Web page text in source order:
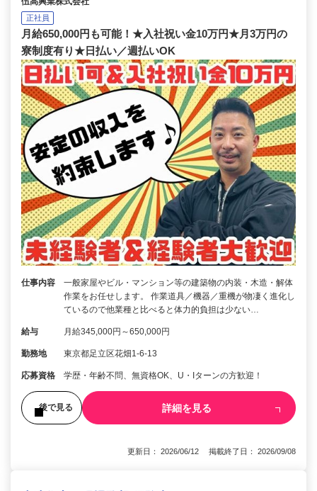
正社員
月給650,000円も可能！★入社祝い金10万円★月3万円の
寮制度有り★日払い／週払いOK
仕事内容
一般家屋やビル・マンション等の建築物の内装・木造・解体
作業をお任せします。 作業道具／機器／重機が物凄く進化し
ているので他業種と比べると体力的負担は少ない…
給与 月給345,000円～650,000円
勤務地 東京都足立区花畑1-6-13
応募資格 学歴・年齢不問、無資格OK、U・Iターンの方歓迎！
後で見る 詳細を見る
更新日： 2026/06/12 掲載終了日： 2026/09/08